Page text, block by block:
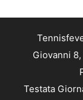
Giovanni
Testata